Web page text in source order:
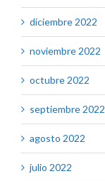
diciembre 2022
noviembre 2022
octubre 2022
septiembre 2022
agosto 2022
julio 2022